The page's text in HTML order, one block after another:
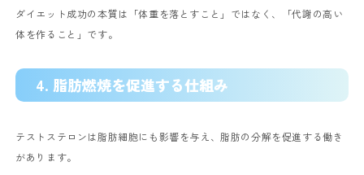
ダイエット成功の本質は「体重を落とすこと」ではなく、「代謝の高い
体を作ること」です。
4. 脂肪燃焼を促進する仕組み
テストステロンは脂肪細胞にも影響を与え、脂肪の分解を促進する働き
があります。